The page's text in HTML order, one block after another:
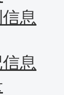
息
息